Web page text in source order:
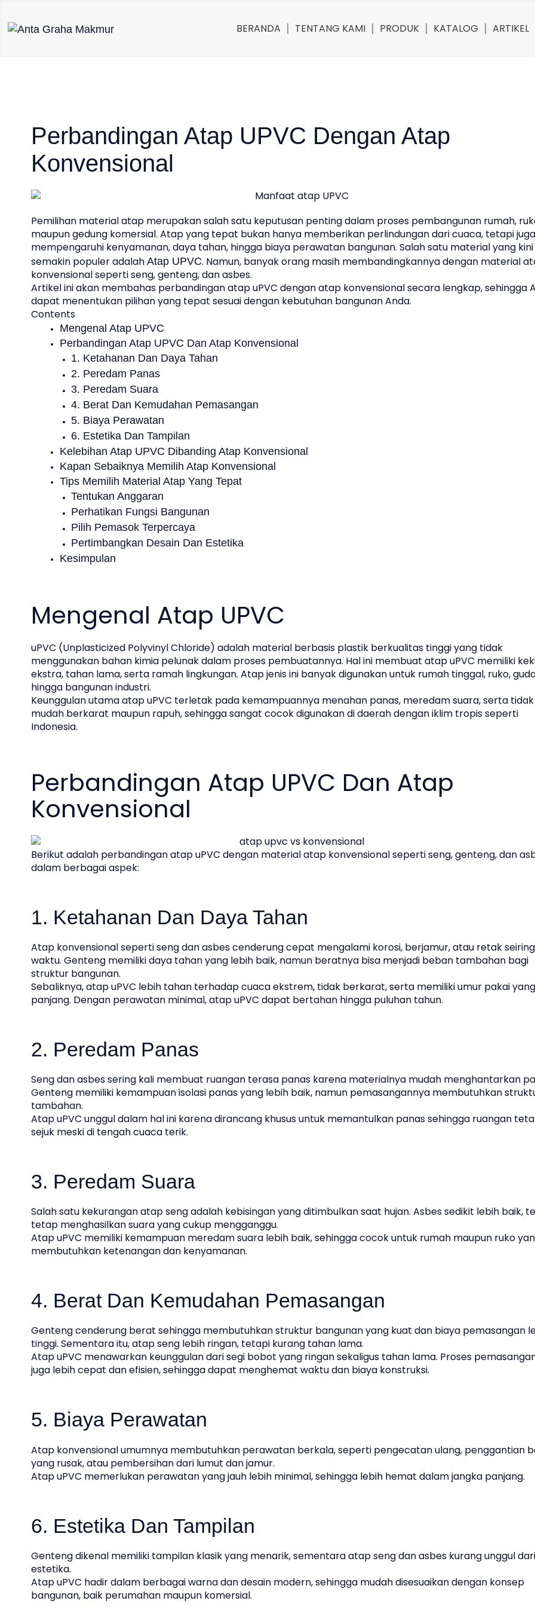
To
Content
BERANDA TENTANG KAMI PRODUK KATALOG ARTIKEL
Perbandingan Atap UPVC Dengan Atap
Konvensional
Pemilihan material atap merupakan salah satu keputusan penting dalam proses pembangunan rumah,
maupun gedung komersial. Atap yang tepat bukan hanya memberikan perlindungan dari cuaca, tetapi juga
mempengaruhi kenyamanan, daya tahan, hingga biaya perawatan bangunan. Salah satu material yang kini
semakin populer adalah Atap UPVC. Namun, banyak orang masih membandingkannya dengan material
konvensional seperti seng, genteng, dan asbes.
Artikel ini akan membahas perbandingan atap uPVC dengan atap konvensional secara lengkap, sehingga
dapat menentukan pilihan yang tepat sesuai dengan kebutuhan bangunan Anda.
Contents
Mengenal Atap UPVC
Perbandingan Atap UPVC Dan Atap Konvensional
1. Ketahanan Dan Daya Tahan
2. Peredam Panas
3. Peredam Suara
4. Berat Dan Kemudahan Pemasangan
5. Biaya Perawatan
6. Estetika Dan Tampilan
Kelebihan Atap UPVC Dibanding Atap Konvensional
Kapan Sebaiknya Memilih Atap Konvensional
Tips Memilih Material Atap Yang Tepat
Tentukan Anggaran
Perhatikan Fungsi Bangunan
Pilih Pemasok Terpercaya
Pertimbangkan Desain Dan Estetika
Kesimpulan
Mengenal Atap UPVC
uPVC (Unplasticized Polyvinyl Chloride) adalah material berbasis plastik berkualitas tinggi yang tidak
menggunakan bahan kimia pelunak dalam proses pembuatannya. Hal ini membuat atap uPVC memiliki
ekstra, tahan lama, serta ramah lingkungan. Atap jenis ini banyak digunakan untuk rumah tinggal, ruko,
hingga bangunan industri.
Keunggulan utama atap uPVC terletak pada kemampuannya menahan panas, meredam suara, serta tidak
mudah berkarat maupun rapuh, sehingga sangat cocok digunakan di daerah dengan iklim tropis seperti
Indonesia.
Perbandingan Atap UPVC Dan Atap
Konvensional
Berikut adalah perbandingan atap uPVC dengan material atap konvensional seperti seng, genteng, dan
dalam berbagai aspek:
1. Ketahanan Dan Daya Tahan
Atap konvensional seperti seng dan asbes cenderung cepat mengalami korosi, berjamur, atau retak seiring
waktu. Genteng memiliki daya tahan yang lebih baik, namun beratnya bisa menjadi beban tambahan bagi
struktur bangunan.
Sebaliknya, atap uPVC lebih tahan terhadap cuaca ekstrem, tidak berkarat, serta memiliki umur pakai
panjang. Dengan perawatan minimal, atap uPVC dapat bertahan hingga puluhan tahun.
2. Peredam Panas
Seng dan asbes sering kali membuat ruangan terasa panas karena materialnya mudah menghantarkan
Genteng memiliki kemampuan isolasi panas yang lebih baik, namun pemasangannya membutuhkan
tambahan.
Atap uPVC unggul dalam hal ini karena dirancang khusus untuk memantulkan panas sehingga ruangan
sejuk meski di tengah cuaca terik.
3. Peredam Suara
Salah satu kekurangan atap seng adalah kebisingan yang ditimbulkan saat hujan. Asbes sedikit lebih baik,
tetap menghasilkan suara yang cukup mengganggu.
Atap uPVC memiliki kemampuan meredam suara lebih baik, sehingga cocok untuk rumah maupun ruko
membutuhkan ketenangan dan kenyamanan.
4. Berat Dan Kemudahan Pemasangan
Genteng cenderung berat sehingga membutuhkan struktur bangunan yang kuat dan biaya pemasangan
tinggi. Sementara itu, atap seng lebih ringan, tetapi kurang tahan lama.
Atap uPVC menawarkan keunggulan dari segi bobot yang ringan sekaligus tahan lama. Proses
juga lebih cepat dan efisien, sehingga dapat menghemat waktu dan biaya konstruksi.
5. Biaya Perawatan
Atap konvensional umumnya membutuhkan perawatan berkala, seperti pengecatan ulang, penggantian
yang rusak, atau pembersihan dari lumut dan jamur.
Atap uPVC memerlukan perawatan yang jauh lebih minimal, sehingga lebih hemat dalam jangka panjang.
6. Estetika Dan Tampilan
Genteng dikenal memiliki tampilan klasik yang menarik, sementara atap seng dan asbes kurang unggul
estetika.
Atap uPVC hadir dalam berbagai warna dan desain modern, sehingga mudah disesuaikan dengan konsep
bangunan, baik perumahan maupun komersial.